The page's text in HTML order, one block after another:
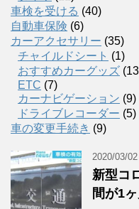
車検を受ける (40)
自動車保険 (6)
カーアクセサリー (35)
チャイルドシート (1)
おすすめカーグッズ
ETC (7)
カーナビゲーション (9)
ドライブレコーダー (5)
車の変更手続き (9)
2020/03/02
新型コ
間が1